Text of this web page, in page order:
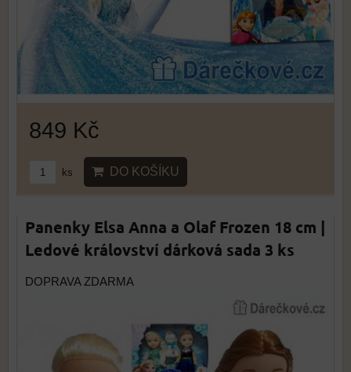
849 Kč
ks DO KOŠÍKU
Panenky Elsa Anna a Olaf Frozen 18 cm |
Ledové království dárková sada 3 ks
DOPRAVA ZDARMA